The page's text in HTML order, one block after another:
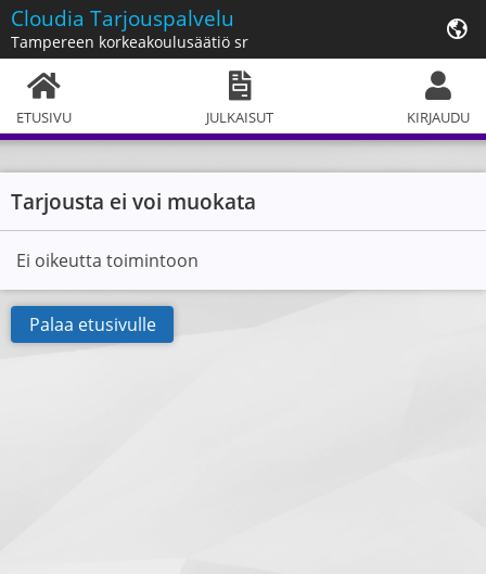
Cloudia Tarjouspalvelu
Tampereen korkeakoulusäätiö sr
ETUSIVU JULKAISUT KIRJAUDU
Tarjousta ei voi muokata
Ei oikeutta toimintoon
Palaa etusivulle